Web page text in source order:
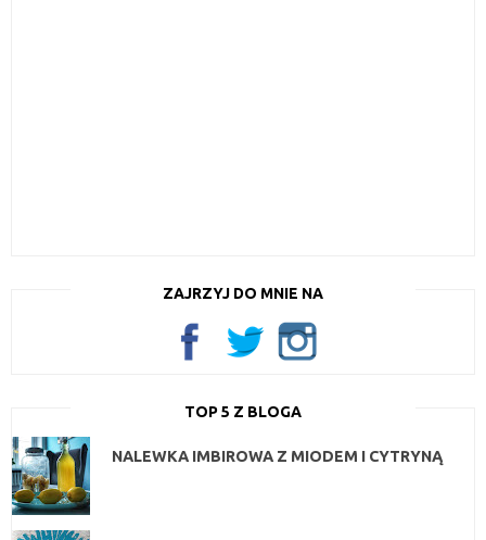
ZAJRZYJ DO MNIE NA
TOP 5 Z BLOGA
NALEWKA IMBIROWA Z MIODEM I CYTRYNĄ